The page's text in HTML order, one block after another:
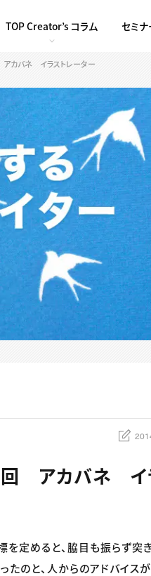
TOP Creator’s コラム セミナ
カバネ イラストレーター
回 アカバネ イ
を定めると、脇目も振らず突
のと、人からのアドバイスが